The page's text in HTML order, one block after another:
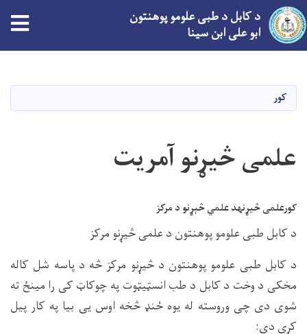
د کابل د طبی علومو پوهنتون
ابو علی ابن سینا
کور
علمی څیړنو آمریت
کورعلمی څيړنهد علمي څېړنو د مرکز
د کابل طبی علومو پوهنتون د علمی څیړنو مرکز
د کابل طبی علومو پوهنتون د څیړنو مرکز څه د پاسه شل کاله
مخکی د وخت د کابل د طب انسټیټوت په چوکاټ کی را مینځ ته
شوی دی چی وروسته له یوه ځنډ څخه اوس یی بیا په کار پیل
کړی دی: